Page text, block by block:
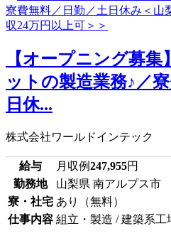
【オープニング募
ットの製造業務♪／
日休...
株式会社ワールドインテック
給与 月収例247,955円
勤務地
山梨県 南アルプス市
寮・社宅 あり（無料）
仕事内容 組立・製造 / 建築系工